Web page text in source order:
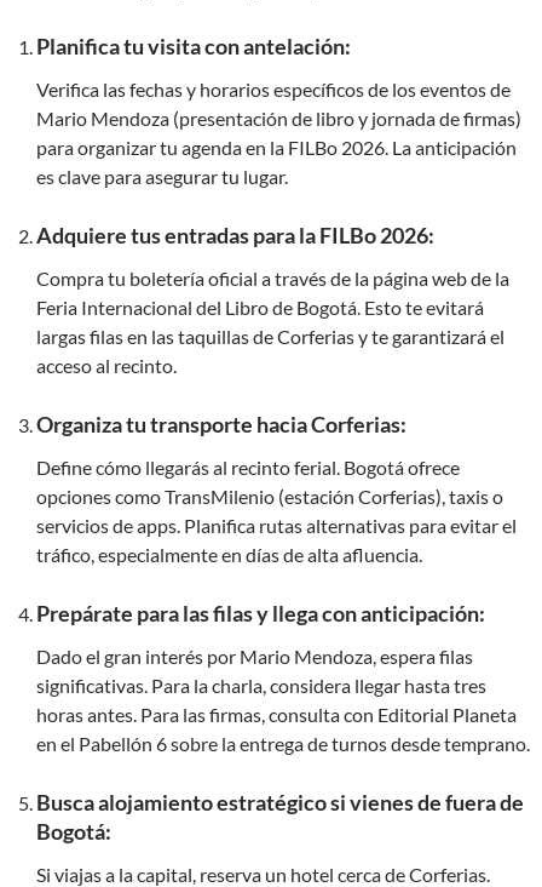
Planifica tu visita con antelación:
Verifica las fechas y horarios específicos de los eventos de
Mario Mendoza (presentación de libro y jornada de firmas)
para organizar tu agenda en la FILBo 2026. La anticipación
es clave para asegurar tu lugar.
Adquiere tus entradas para la FILBo 2026:
Compra tu boletería oficial a través de la página web de la
Feria Internacional del Libro de Bogotá. Esto te evitará
largas filas en las taquillas de Corferias y te garantizará el
acceso al recinto.
Organiza tu transporte hacia Corferias:
Define cómo llegarás al recinto ferial. Bogotá ofrece
opciones como TransMilenio (estación Corferias), taxis o
servicios de apps. Planifica rutas alternativas para evitar el
tráfico, especialmente en días de alta afluencia.
Prepárate para las filas y llega con anticipación:
Dado el gran interés por Mario Mendoza, espera filas
significativas. Para la charla, considera llegar hasta tres
horas antes. Para las firmas, consulta con Editorial Planeta
en el Pabellón 6 sobre la entrega de turnos desde temprano.
Busca alojamiento estratégico si vienes de fuera de
Bogotá:
Si viajas a la capital, reserva un hotel cerca de Corferias.